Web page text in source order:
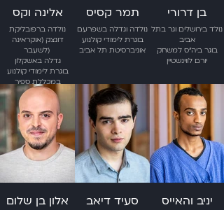
אלינה וקס
נולדה ברפובליקת
דונצק (אוקראינה
לשעבר)
גדלה באשקלון
בוגרת לימודי קולנוע
במכללת ספיר
תמר קסיס
נולדה וגדלה בשפרעם
בוגרת לימודי קולנוע
אוניברסיטת תל אביב
בן דרורי
נולד בירושלים וגר בתל
אביב
בוגר ביה״ס למשחק
יורם לווינשטיין
אלון בן שלום סעיד דיאב יניב והאייס